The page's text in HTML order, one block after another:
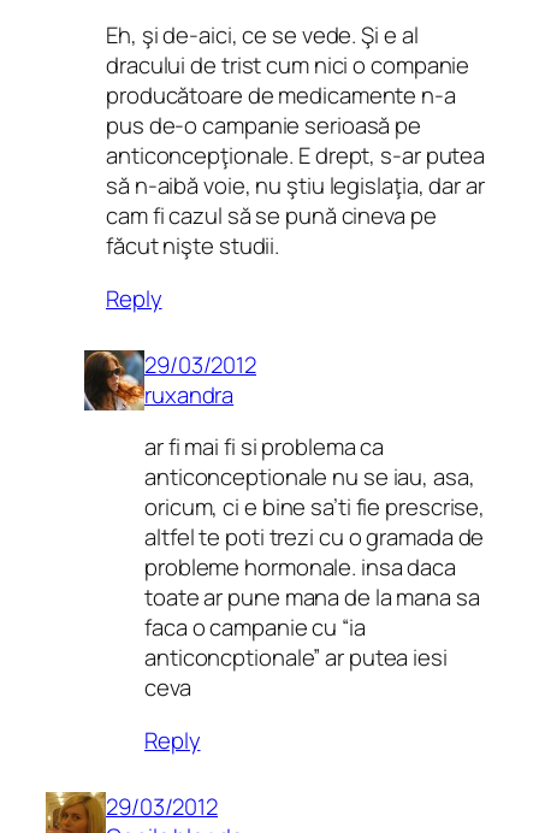
Eh, şi de-aici, ce se vede. Şi e al
dracului de trist cum nici o companie
producătoare de medicamente n-a
pus de-o campanie serioasă pe
anticoncepţionale. E drept, s-ar putea
să n-aibă voie, nu ştiu legislaţia, dar ar
cam fi cazul să se pună cineva pe
făcut nişte studii.
Reply
29/03/2012
ruxandra
ar fi mai fi si problema ca
anticonceptionale nu se iau, asa,
oricum, ci e bine sa’ti fie prescrise,
altfel te poti trezi cu o gramada de
probleme hormonale. insa daca
toate ar pune mana de la mana sa
faca o campanie cu “ia
anticoncptionale” ar putea iesi
ceva
Reply
29/03/2012